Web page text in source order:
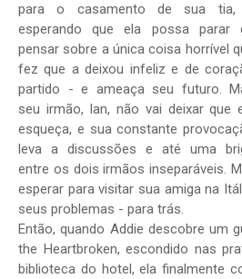
para o casamento de sua
esperando que ela possa parar
pensar sobre a única coisa horrível
fez que a deixou infeliz e de
partido - e ameaça seu futuro.
seu irmão, Ian, não vai deixar que
esqueça, e sua constante
leva a discussões e até uma
entre os dois irmãos inseparáveis.
esperar para visitar sua amiga na
seus problemas - para trás.
Então, quando Addie descobre um
the Heartbroken, escondido nas
biblioteca do hotel, ela finalmente